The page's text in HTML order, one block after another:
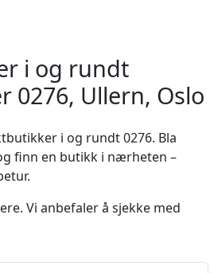
i og rundt
0276, Ullern, Oslo
i og rundt 0276. Bla
finn en butikk i nærheten –
Vi anbefaler å sjekke med